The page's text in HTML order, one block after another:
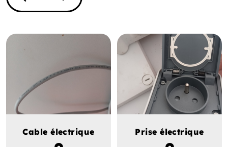
Cable électrique Prise électrique